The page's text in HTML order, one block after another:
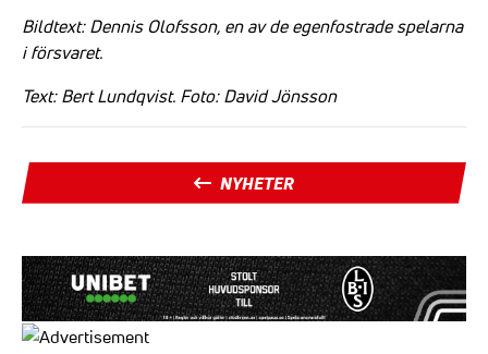
Bildtext: Dennis Olofsson, en av de egenfostrade spelarna
i försvaret.
Text: Bert Lundqvist. Foto: David Jönsson
NYHETER